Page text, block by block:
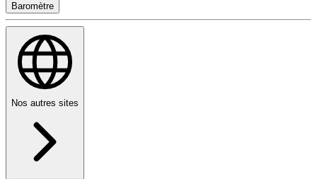
Baromètre
Nos autres sites